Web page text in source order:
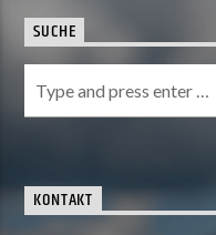
SUCHE
KONTAKT